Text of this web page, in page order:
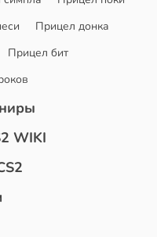
Прицел донка
Прицел бит
WIKI